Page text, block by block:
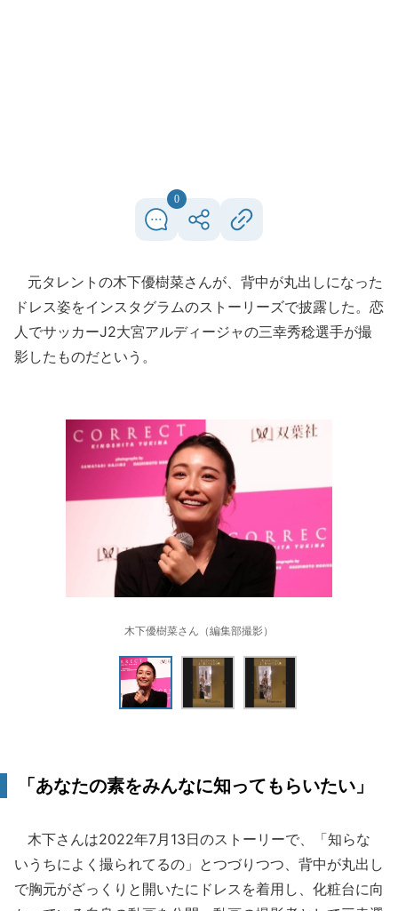
0
元タレントの木下優樹菜さんが、背中が丸出しになった
ドレス姿をインスタグラムのストーリーズで披露した。恋
人でサッカーJ2大宮アルディージャの三幸秀稔選手が撮
影したものだという。
木下優樹菜さん（編集部撮影）
「あなたの素をみんなに知ってもらいたい」
木下さんは2022年7月13日のストーリーで、「知らな
いうちによく撮られてるの」とつづりつつ、背中が丸出し
で胸元がざっくりと開いたにドレスを着用し、化粧台に向